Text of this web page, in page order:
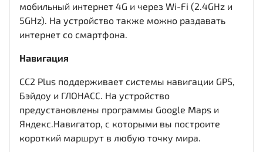
мобильный интернет 4G и через Wi-Fi (2.4GHz и
5GHz). На устройство также можно раздавать
интернет со смартфона.
Навигация
CC2 Plus поддерживает системы навигации GPS,
Бэйдоу и ГЛОНАСС. На устройство
предустановлены программы Google Maps и
Яндекс.Навигатор, с которыми вы построите
короткий маршрут в любую точку мира.